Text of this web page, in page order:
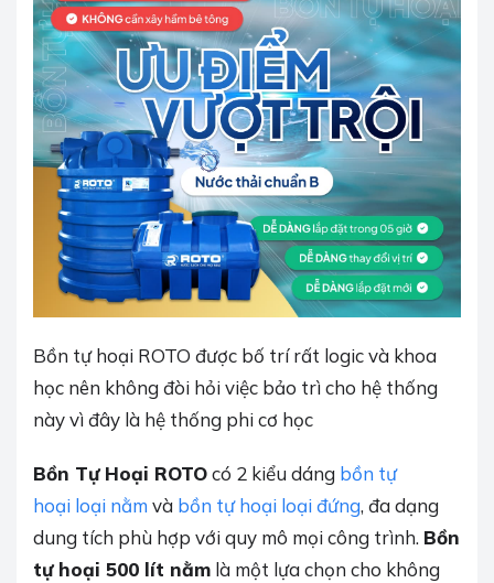
Bồn tự hoại ROTO được bố trí rất logic và khoa
học nên không đòi hỏi việc bảo trì cho hệ thống
này vì đây là hệ thống phi cơ học
Bồn Tự Hoại ROTOcó 2 kiểu dáng bồn tự
hoại loại nằm và bồn tự hoại loại đứng, đa dạng
dung tích phù hợp với quy mô mọi công trình. Bồn
tự hoại 500 lít nằm là một lựa chọn cho không